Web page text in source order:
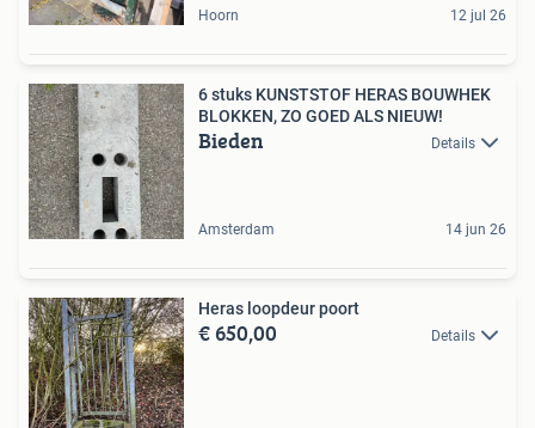
Hoorn 12 jul 26
6 stuks KUNSTSTOF HERAS BOUWHEK
BLOKKEN, ZO GOED ALS NIEUW!
Bieden Details
Amsterdam 14 jun 26
Heras loopdeur poort
€ 650,00 Details